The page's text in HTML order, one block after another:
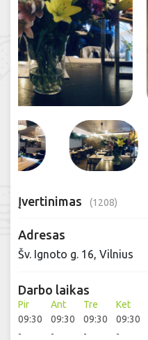
Įvertinimas (1208)
Adresas
Šv. Ignoto g. 16, Vilnius
Darbo laikas
Pir
09:30
-
Ant
09:30
-
Tre
09:30
-
Ket
09:30
-